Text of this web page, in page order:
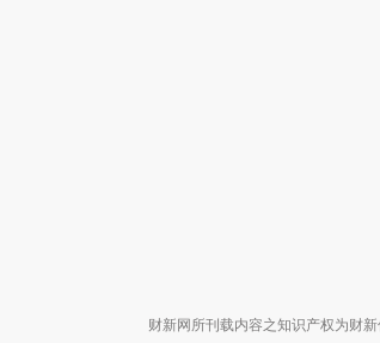
财新网所刊载内容之知识产权为财